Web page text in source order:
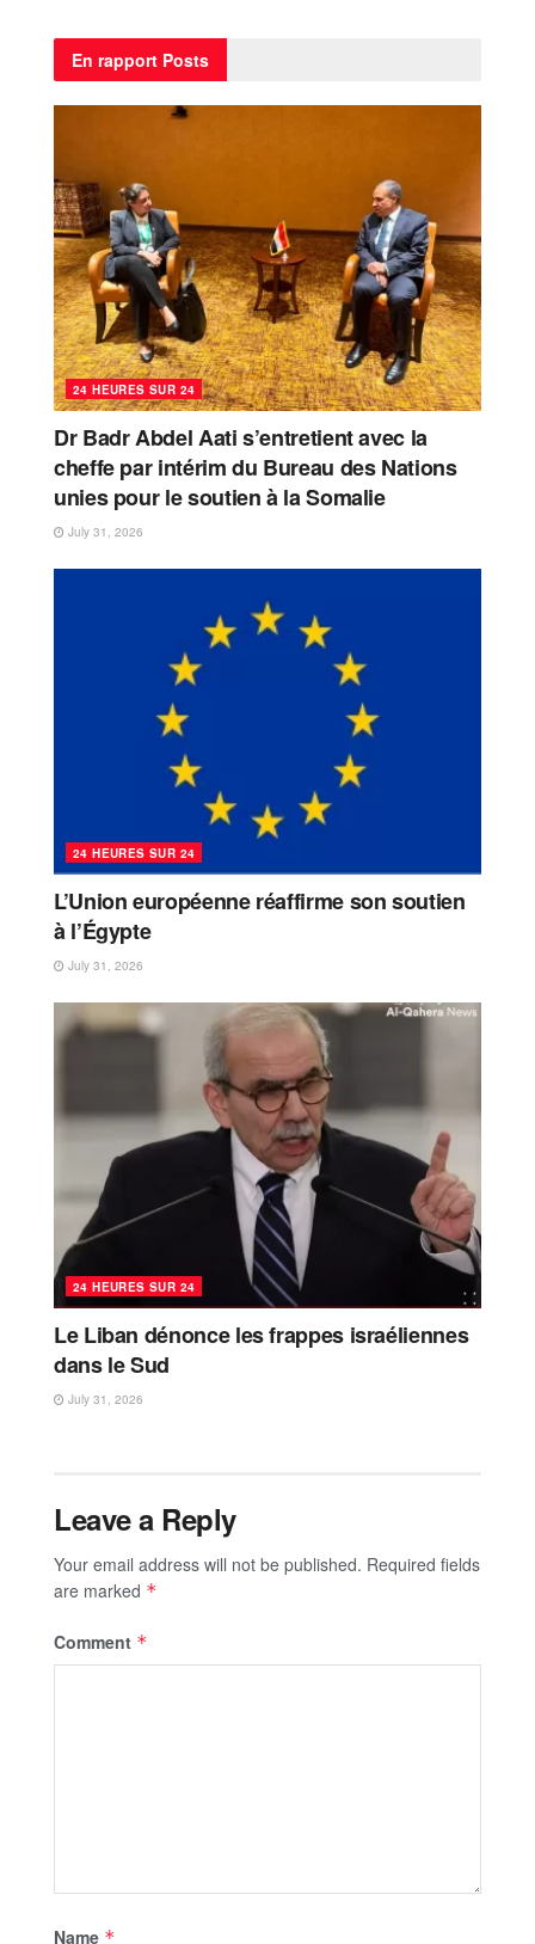
En rapport Posts
24 HEURES SUR 24
Dr Badr Abdel Aati s’entretient avec la
cheffe par intérim du Bureau des Nations
unies pour le soutien à la Somalie
July 31, 2026
24 HEURES SUR 24
L’Union européenne réaffirme son soutien
à l’Égypte
July 31, 2026
24 HEURES SUR 24
Le Liban dénonce les frappes israéliennes
dans le Sud
July 31, 2026
Leave a Reply
Your email address will not be published. Required fields
are marked *
Comment *
Name *